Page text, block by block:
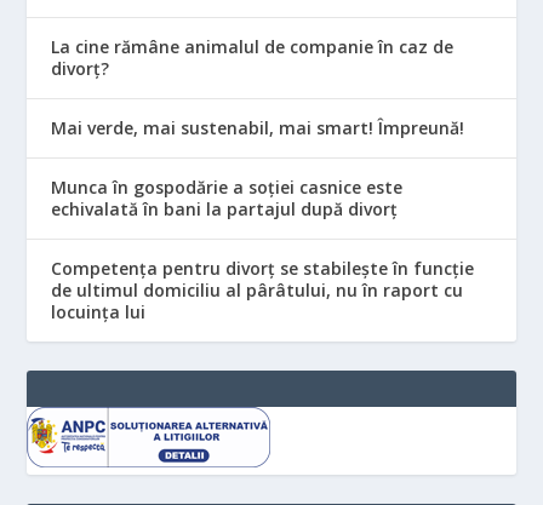
La cine rămâne animalul de companie în caz de
divorț?
Mai verde, mai sustenabil, mai smart! Împreună!
Munca în gospodărie a soției casnice este
echivalată în bani la partajul după divorț
Competența pentru divorț se stabilește în funcție
de ultimul domiciliu al pârâtului, nu în raport cu
locuinţa lui